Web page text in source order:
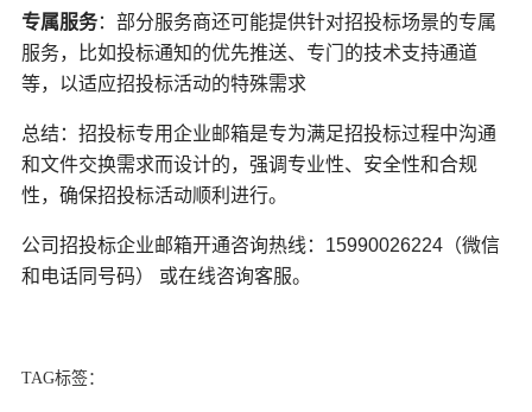
专属服务：部分服务商还可能提供针对招投标场景的专属
服务，比如投标通知的优先推送、专门的技术支持通道
等，以适应招投标活动的特殊需求
总结：招投标专用企业邮箱是专为满足招投标过程中沟通
和文件交换需求而设计的，强调专业性、安全性和合规
性，确保招投标活动顺利进行。
公司招投标企业邮箱开通咨询热线： 15990026224（微信
和电话同号码） 或在线咨询客服。
TAG标签：